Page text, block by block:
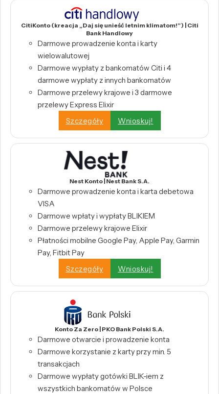
CitiKonto (kreacja „Daj się unieść letnim klimatom!”) | Citi
Bank Handlowy
Darmowe prowadzenie konta i karty
wielowalutowej
Darmowe wypłaty z bankomatów Citi i 4
darmowe wypłaty z innych bankomatów
Darmowe przelewy krajowe i 3 darmowe
przelewy Express Elixir
Szczegóły
Wnioskuj!
Nest Konto | Nest Bank S.A.
Darmowe prowadzenie konta i karta debetowa
VISA
Darmowe wpłaty i wypłaty BLIKIEM
Darmowe przelewy krajowe Elixir
Płatności mobilne Google Pay, Apple Pay, Garmin
Pay, Fitbit Pay
Szczegóły
Wnioskuj!
Konto Za Zero | PKO Bank Polski S.A.
Darmowe otwarcie i prowadzenie konta
Darmowe korzystanie z karty przy min. 5
transakcjach
Darmowe wypłaty gotówki BLIK-iem z
wszystkich bankomatów w Polsce